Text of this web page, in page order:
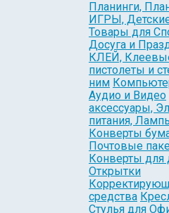
Планинги,
ИГРЫ,
Товары для
Досуга и
КЛЕЙ,
пистолеты и
ним
Аудио и Видео
аксессуары,
питания,
Конверты
Почтовые
Конверты для
Открытки
средства
Стулья для